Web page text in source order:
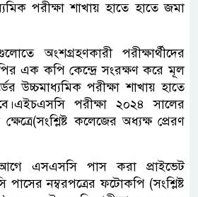
পরীক্ষা শাখায় হাতে হাতে জমা
অংশগ্রহণকারী পরীক্ষার্থীদের
এক কপি কেন্দ্রে সংরক্ষণ করে মূল
উচ্চমাধ্যমিক পরীক্ষা শাখায় হাতে
পরীক্ষা ২০২৪ সালের
ক্ষেত্রে(সংশ্লিষ্ট কলেজের অধ্যক্ষ প্রেরণ
এসএসসি পাস করা প্রাইভেট
পাসের নম্বরপত্রের ফটোকপি (সংশ্লিষ্ট